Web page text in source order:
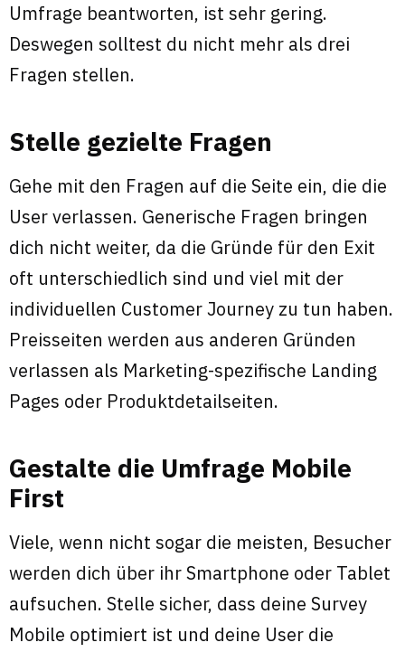
Umfrage beantworten, ist sehr gering.
Deswegen solltest du nicht mehr als drei
Fragen stellen.
Stelle gezielte Fragen
Gehe mit den Fragen auf die Seite ein, die die
User verlassen. Generische Fragen bringen
dich nicht weiter, da die Gründe für den Exit
oft unterschiedlich sind und viel mit der
individuellen Customer Journey zu tun haben.
Preisseiten werden aus anderen Gründen
verlassen als Marketing-spezifische Landing
Pages oder Produktdetailseiten.
Gestalte die Umfrage Mobile
First
Viele, wenn nicht sogar die meisten, Besucher
werden dich über ihr Smartphone oder Tablet
aufsuchen. Stelle sicher, dass deine Survey
Mobile optimiert ist und deine User die